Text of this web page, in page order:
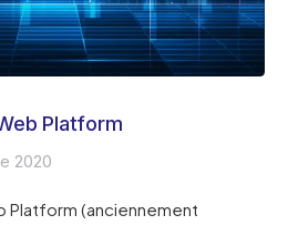
Platform
2020
Platform (anciennement